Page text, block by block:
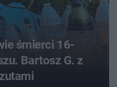
śmierci 16-
Bartosz G. z